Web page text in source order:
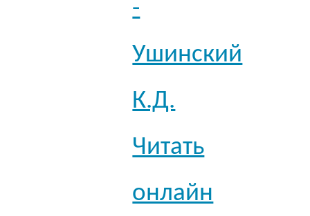
-
Ушинский
К.Д.
Читать
онлайн